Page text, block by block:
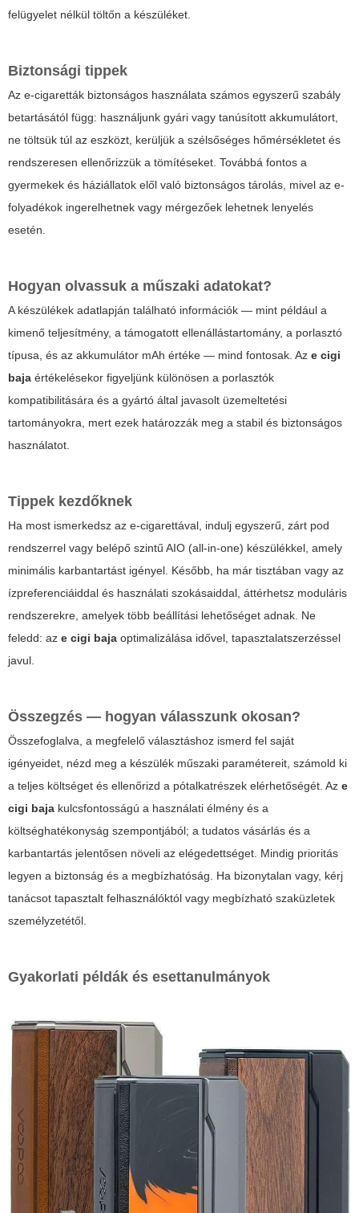
felügyelet nélkül töltőn a készüléket.
Biztonsági tippek
Az e-cigaretták biztonságos használata számos egyszerű szabály
betartásától függ: használjunk gyári vagy tanúsított akkumulátort,
ne töltsük túl az eszközt, kerüljük a szélsőséges hőmérsékletet és
rendszeresen ellenőrizzük a tömítéseket. Továbbá fontos a
gyermekek és háziállatok elől való biztonságos tárolás, mivel az e-
folyadékok ingerelhetnek vagy mérgezőek lehetnek lenyelés
esetén.
Hogyan olvassuk a műszaki adatokat?
A készülékek adatlapján található információk — mint például a
kimenő teljesítmény, a támogatott ellenállástartomány, a porlasztó
típusa, és az akkumulátor mAh értéke — mind fontosak. Az e cigi
baja értékelésekor figyeljünk különösen a porlasztók
kompatibilitására és a gyártó által javasolt üzemeltetési
tartományokra, mert ezek határozzák meg a stabil és biztonságos
használatot.
Tippek kezdőknek
Ha most ismerkedsz az e-cigarettával, indulj egyszerű, zárt pod
rendszerrel vagy belépő szintű AIO (all-in-one) készülékkel, amely
minimális karbantartást igényel. Később, ha már tisztában vagy az
ízpreferenciáiddal és használati szokásaiddal, áttérhetsz moduláris
rendszerekre, amelyek több beállítási lehetőséget adnak. Ne
feledd: az e cigi baja optimalizálása idővel, tapasztalatszerzéssel
javul.
Összegzés — hogyan válasszunk okosan?
Összefoglalva, a megfelelő választáshoz ismerd fel saját
igényeidet, nézd meg a készülék műszaki paramétereit, számold ki
a teljes költséget és ellenőrizd a pótalkatrészek elérhetőségét. Az e
cigi baja kulcsfontosságú a használati élmény és a
költséghatékonyság szempontjából; a tudatos vásárlás és a
karbantartás jelentősen növeli az elégedettséget. Mindig prioritás
legyen a biztonság és a megbízhatóság. Ha bizonytalan vagy, kérj
tanácsot tapasztalt felhasználóktól vagy megbízható szaküzletek
személyzetétől.
Gyakorlati példák és esettanulmányok